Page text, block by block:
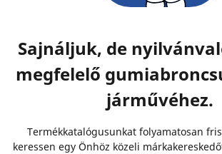
Sajnáljuk, de
megfelelő
járművéhez.
Termékkatalógusunkat folyamatosan
keressen egy Önhöz közeli